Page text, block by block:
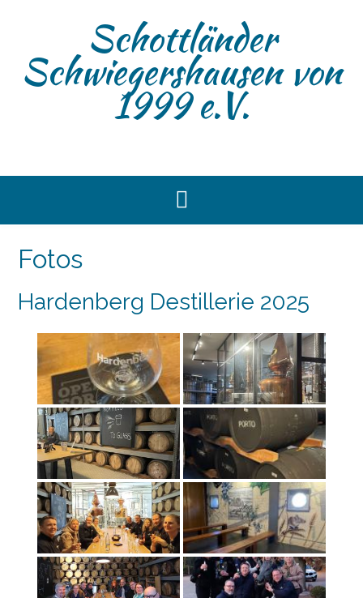
Schottländer
Schwiegershausen von
1999 e.V.
Fotos
Hardenberg Destillerie 2025